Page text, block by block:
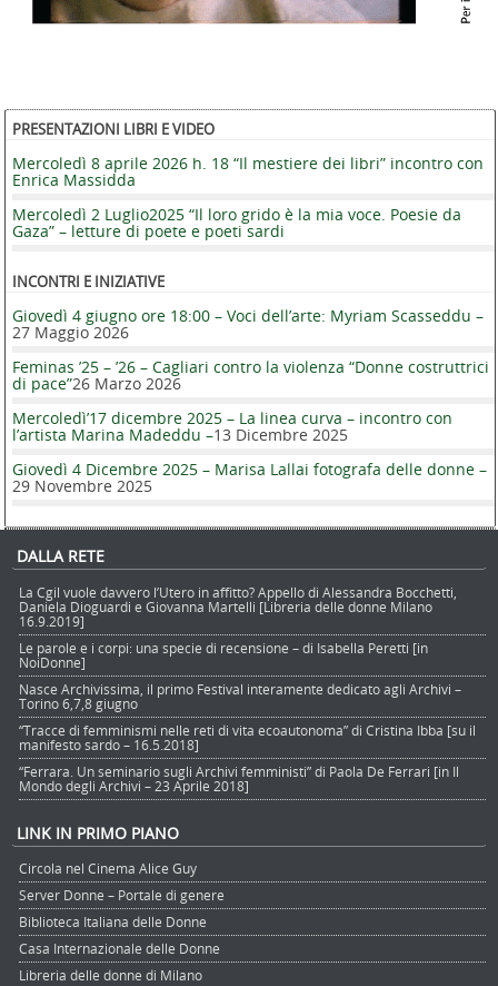
PRESENTAZIONI LIBRI E VIDEO
Mercoledì 8 aprile 2026 h. 18 “Il mestiere dei libri” incontro con
Enrica Massidda
Mercoledì 2 Luglio2025 “Il loro grido è la mia voce. Poesie da
Gaza” – letture di poete e poeti sardi
INCONTRI E INIZIATIVE
Giovedì 4 giugno ore 18:00 – Voci dell’arte: Myriam Scasseddu –
27 Maggio 2026
Feminas ’25 – ’26 – Cagliari contro la violenza “Donne costruttrici
di pace”26 Marzo 2026
Mercoledì’17 dicembre 2025 – La linea curva – incontro con
l’artista Marina Madeddu –13 Dicembre 2025
Giovedì 4 Dicembre 2025 – Marisa Lallai fotografa delle donne –
29 Novembre 2025
DALLA RETE
La Cgil vuole davvero l’Utero in affitto? Appello di Alessandra Bocchetti,
Daniela Dioguardi e Giovanna Martelli [Libreria delle donne Milano
16.9.2019]
Le parole e i corpi: una specie di recensione – di Isabella Peretti [in
NoiDonne]
Nasce Archivissima, il primo Festival interamente dedicato agli Archivi –
Torino 6,7,8 giugno
“Tracce di femminismi nelle reti di vita ecoautonoma” di Cristina Ibba [su il
manifesto sardo – 16.5.2018]
“Ferrara. Un seminario sugli Archivi femministi” di Paola De Ferrari [in Il
Mondo degli Archivi – 23 Aprile 2018]
LINK IN PRIMO PIANO
Circola nel Cinema Alice Guy
Server Donne – Portale di genere
Biblioteca Italiana delle Donne
Casa Internazionale delle Donne
Libreria delle donne di Milano